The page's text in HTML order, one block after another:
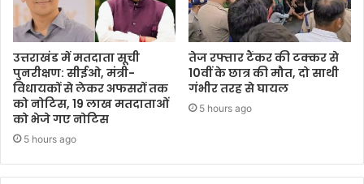
उत्तराखंड में मतदाता सूची
पुनरीक्षण: सीईओ, मंत्री-
विधायकों से लेकर अफसरों तक
को नोटिस, 19 लाख मतदाताओं
को भेजे गए नोटिस
5 hours ago
तेज रफ्तार टैंकर की टक्कर से
10वीं के छात्र की मौत, दो साथी
गंभीर तरह से घायल
5 hours ago